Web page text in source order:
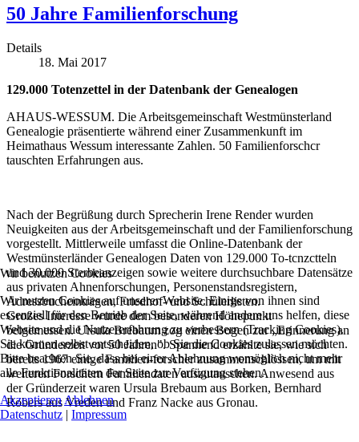
50 Jahre Familienforschung
Details
18. Mai 2017
129.000 Totenzettel in der Datenbank der Genealogen
AHAUS-WESSUM. Die Arbeitsgemeinschaft Westmünsterland
Genealogie präsentierte während einer Zusammenkunft im
Heimathaus Wessum interessante Zahlen. 50 Familienforschcr
tauschten Erfahrungen aus.
Nach der Begrüßung durch Sprecherin Irene Render wurden
Neuigkeiten aus der Arbeitsgemeinschaft und der Familienforschung
vorgestellt. Mittlerweile umfasst die Online-Datenbank der
Westmünsterländer Genealogen Daten von 129.000 To-tcnzctteln
und 30.000 Sterbeanzeigen sowie weitere durchsuchbare Datensätze
aus privaten Ahnenforschungen, Personenstandsregistern,
Adressbucheinträgen, Friedhof- und Schülerlisten.
Großes Interesse wurde dem besonderen Höhepunkt
beigemessen. Ursula Brebaum zog einen Bogen zur „Erinnerung an
die Gründerzeit vor 50 Jahren". Spannend erzählte sie, wie sich
bereits 1967 einige Familien-forscher zusammenschlössen, um mit
weiteren Forschern Familiendaten auszutauschen. Anwesend aus
der Gründerzeit waren Ursula Brebaum aus Borken, Bernhard
Robers aus Vreden und Franz Nacke aus Gronau.
Wir benutzen Cookies
Wir nutzen Cookies auf unserer Website. Einige von ihnen sind
essenziell für den Betrieb der Seite, während andere uns helfen, diese
Website und die Nutzererfahrung zu verbessern (Tracking Cookies).
Sie können selbst entscheiden, ob Sie die Cookies zulassen möchten.
Bitte beachten Sie, dass bei einer Ablehnung womöglich nicht mehr
alle Funktionalitäten der Seite zur Verfügung stehen.
Akzeptieren Ablehnen
Datenschutz | Impressum